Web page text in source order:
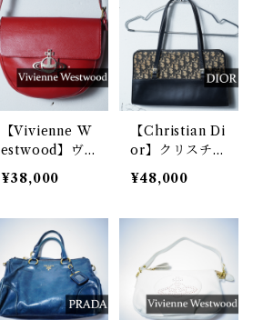
ティングボスト
ンバッグ grey
【Vivienne W
estwood】ヴ
ィヴィアンウエ
ストウッド オ
ブロゴシボ加工
レザーショルダ
ーバッグ red
¥38,000
【Christian Di
or】クリスチャ
ンディオール
トロッターレザ
グ beige& bla
ck
¥48,000